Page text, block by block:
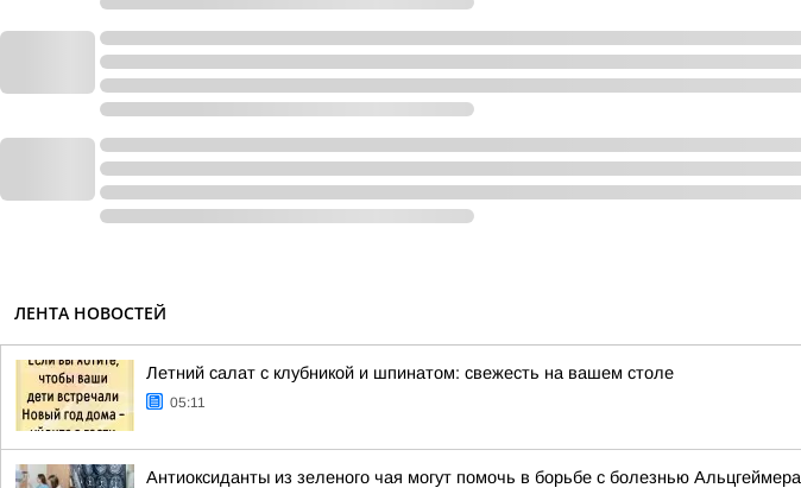
ЛЕНТА НОВОСТЕЙ
Летний салат с клубникой и шпинатом: свежесть на вашем столе
05:11
Антиоксиданты из зеленого чая могут помочь в борьбе с болезнью Альцгеймера